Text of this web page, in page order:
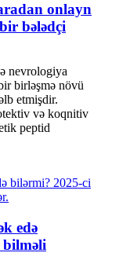
onlayn
bələdçi
nevrologiya
birləşmə növü
etmişdir.
və koqnitiv
peptid
edə